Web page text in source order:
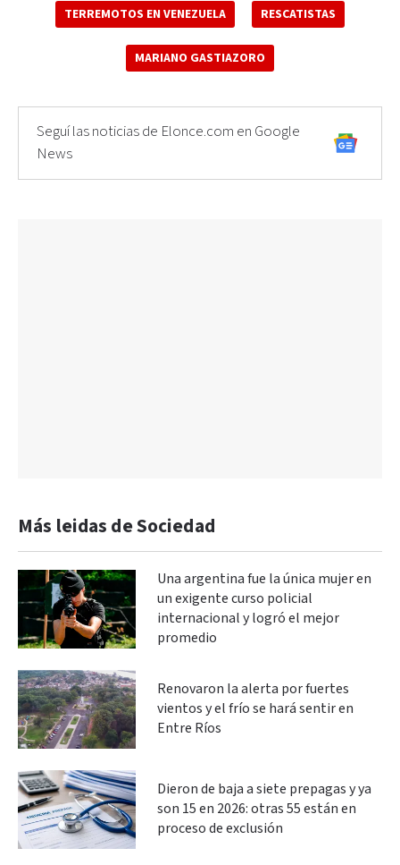
TERREMOTOS EN VENEZUELA RESCATISTAS
MARIANO GASTIAZORO
Seguí las noticias de Elonce.com en Google
News
Más leidas de Sociedad
Una argentina fue la única mujer en
un exigente curso policial
internacional y logró el mejor
promedio
Renovaron la alerta por fuertes
vientos y el frío se hará sentir en
Entre Ríos
Dieron de baja a siete prepagas y ya
son 15 en 2026: otras 55 están en
proceso de exclusión